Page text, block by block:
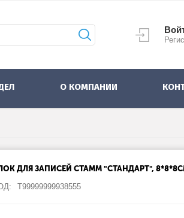
О КОМПАНИИ
ДЛЯ ЗАПИСЕЙ СТАММ "СТАНДАРТ",
Т99999999938555